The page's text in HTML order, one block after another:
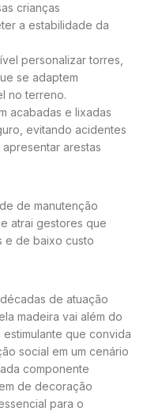
crianças
a estabilidade da
personalizar torres,
se adaptem
no terreno.
acabadas e lixadas
evitando acidentes
arestas
de manutenção
atrai gestores que
e de baixo custo
de atuação
madeira vai além do
que convida
social em um cenário
componente
de decoração
para o